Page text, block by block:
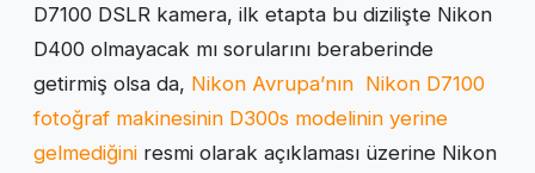
D7100 DSLR kamera, ilk etapta bu dizilişte Nikon
D400 olmayacak mı sorularını beraberinde
getirmiş olsa da, Nikon Avrupa’nın Nikon D7100
fotoğraf makinesinin D300s modelinin yerine
gelmediğini resmi olarak açıklaması üzerine Nikon